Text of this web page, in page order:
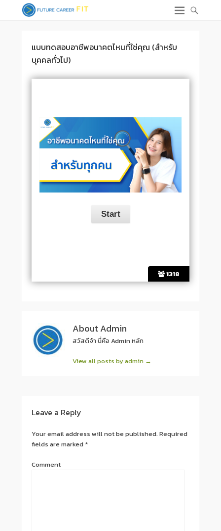
แบบทดสอบอาชีพอนาคตไหนที่ใช่คุณ (สำหรับ
บุคคลทั่วไป)
1318
About Admin
สวัสดีจ้า นี่คือ Admin หลัก
View all posts by admin →
Leave a Reply
Your email address will not be published.Required
fields are marked *
Comment